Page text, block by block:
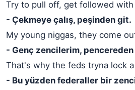
Try to pull off, get followed
- Çekmeye çalış, peşinden git.
My young niggas, they come
- Genç zencilerim, pencereden
That's why the feds tryna lock
- Bu yüzden federaller bir